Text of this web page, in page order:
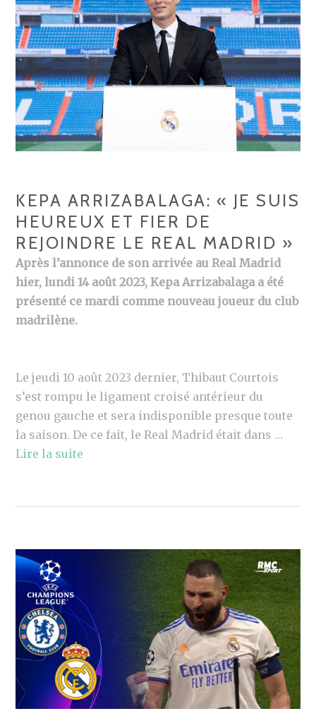
KEPA ARRIZABALAGA: « JE SUIS
HEUREUX ET FIER DE
REJOINDRE LE REAL MADRID »
Après l’annonce de son arrivée au Real Madrid
hier, lundi 14 août 2023, Kepa Arrizabalaga a été
présenté ce mardi comme nouveau joueur du club
madrilène.
Le jeudi 10 août 2023 dernier, Thibaut Courtois
s’est rompu le ligament croisé antérieur du
genou gauche et sera indisponible presque toute
la saison. De ce fait, le Real Madrid était dans …
Lire la suite